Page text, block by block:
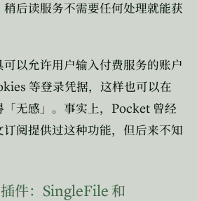
后读服务不需要任何处理就能获
以允许用户输入付费服务的账户
等登录凭据，这样也可以在
无感」。事实上， Pocket 曾经
阅提供过这种功能，但后来不知
件： SingleFile 和